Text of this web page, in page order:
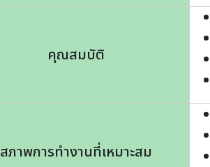
คุณสมบัติ
สภาพการทำงานที่เหมาะสม